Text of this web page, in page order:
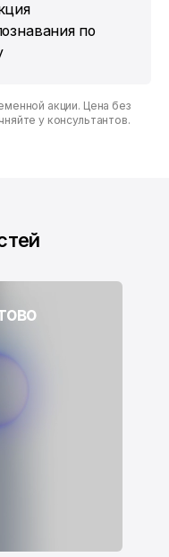
по
акции. Цена без
у консультантов.